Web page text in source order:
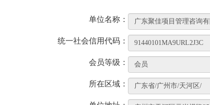
单位名称：
统一社会信用代码：
会员等级：
所在区域：